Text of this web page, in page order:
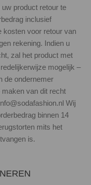
product retour te
inclusief
kosten voor retour van
rekening. Indien u
zal het product met
mogelijk –
de ondernemer
van dit recht
Wij
binnen 14
mits het
is.